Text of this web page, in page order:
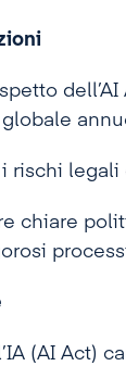
rischi
chiare
(AI Act)